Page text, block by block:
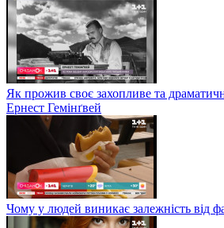
Як прожив своє захопливе та
Ернест Гемінґвей
Чому у людей виникає залежність від